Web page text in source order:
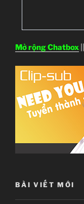
Mở rộng Chatbox
BÀI VIẾT MỚI